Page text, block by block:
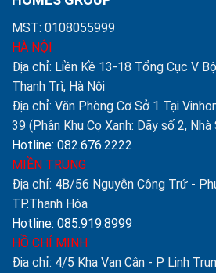
MST: 0108055999
HÀ NỘI
Địa chỉ: Liền Kề 13-18 Tổng Cục V
Thanh Trì, Hà Nội
Địa chỉ: Văn Phòng Cơ Sở 1 Tại
39 (Phân Khu Cọ Xanh: Dãy số 2, Nhà
Hotline: 082.676.2222
MIỀN TRUNG
Địa chỉ: 4B/56 Nguyễn Công Trứ -
TP.Thanh Hóa
Hotline: 085.919.8999
HỒ CHÍ MINH
Địa chỉ: 4/5 Kha Vạn Cân - P Linh